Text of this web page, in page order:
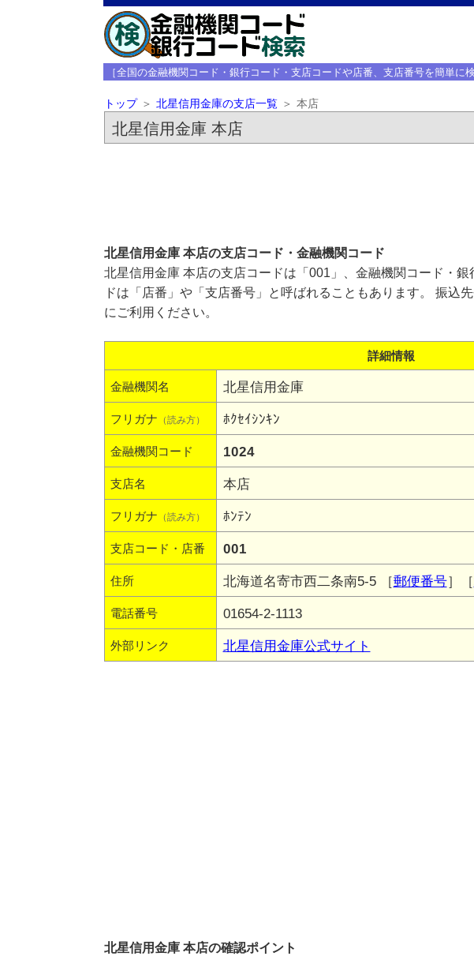
［全国の金融機関コード・銀行コード・支店コードや店番、支店番号を簡単に検
トップ 北星信用金庫の支店一覧 本店
北星信用金庫 本店
北星信用金庫 本店の支店コード・金融機関コード
北星信用金庫 本店の支店コードは「001」、金融機関コード・
ドは「店番」や「支店番号」と呼ばれることもあります。 振込
にご利用ください。
詳細情報
金融機関名 北星信用金庫
フリガナ （読み方） ﾎｸｾｲｼﾝｷﾝ
金融機関コード 1024
支店名 本店
フリガナ （読み方） ﾎﾝﾃﾝ
支店コード・店番 001
住所 北海道名寄市西二条南5-5 ［郵便番号］［
電話番号 01654-2-1113
外部リンク 北星信用金庫公式サイト
北星信用金庫 本店の確認ポイント